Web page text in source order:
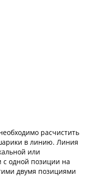
расчистить
в линию. Линия
или
одной позиции на
двумя позициями